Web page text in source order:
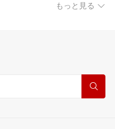
もっと見る